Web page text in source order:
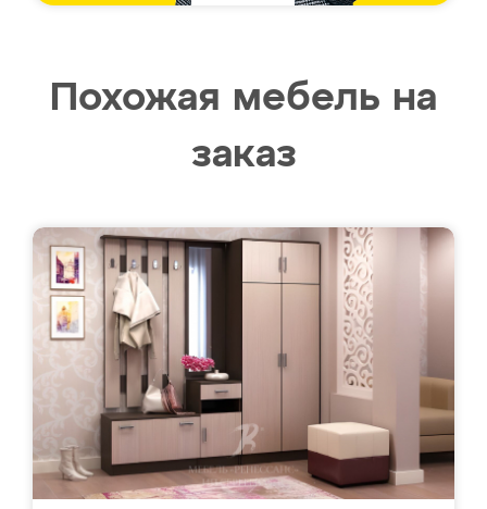
Похожая мебель на
заказ